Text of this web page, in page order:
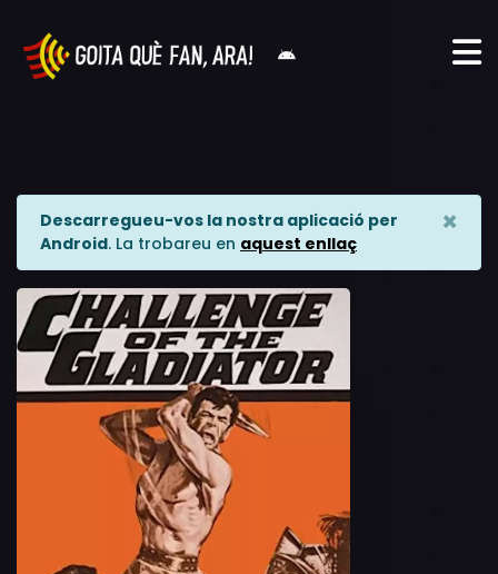
Descarregueu-vos la nostra aplicació per
Android. La trobareu en aquest enllaç
×